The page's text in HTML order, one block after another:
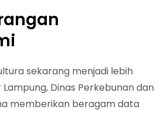
sekarang menjadi lebih
Dinas Perkebunan dan
memberikan beragam data